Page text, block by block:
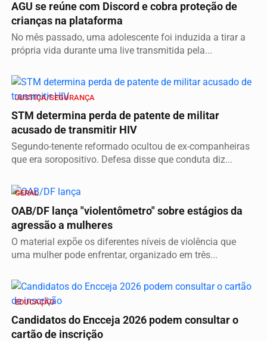
AGU se reúne com Discord e cobra proteção de
crianças na plataforma
No mês passado, uma adolescente foi induzida a tirar a
própria vida durante uma live transmitida pela...
JUSTIÇA/SEGURANÇA
STM determina perda de patente de militar
acusado de transmitir HIV
Segundo-tenente reformado ocultou de ex-companheiras
que era soropositivo. Defesa disse que conduta diz...
GERAL
OAB/DF lança "violentômetro" sobre estágios da
agressão a mulheres
O material expõe os diferentes níveis de violência que
uma mulher pode enfrentar, organizado em três...
EDUCAÇÃO
Candidatos do Encceja 2026 podem consultar o
cartão de inscrição